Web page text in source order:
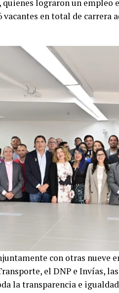
quienes lograron un empleo
vacantes en total de carrera
con otras nueve
el DNP e Invías,
la transparencia e